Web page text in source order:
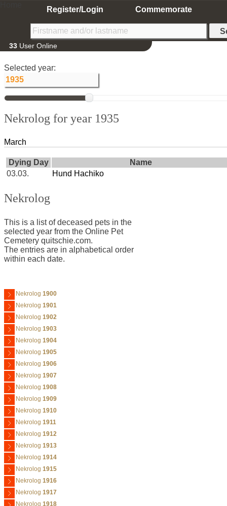
Register/Login Commemorate
33 User Online
Selected year:
Nekrolog for year 1935
March
Dying Day
Name
03.03.
Hund Hachiko
Nekrolog
This is a list of deceased pets in the
selected year from the Online Pet
Cemetery quitschie.com.
The entries are in alphabetical order
within each date.
Nekrolog 1900
Nekrolog 1901
Nekrolog 1902
Nekrolog 1903
Nekrolog 1904
Nekrolog 1905
Nekrolog 1906
Nekrolog 1907
Nekrolog 1908
Nekrolog 1909
Nekrolog 1910
Nekrolog 1911
Nekrolog 1912
Nekrolog 1913
Nekrolog 1914
Nekrolog 1915
Nekrolog 1916
Nekrolog 1917
Nekrolog 1918